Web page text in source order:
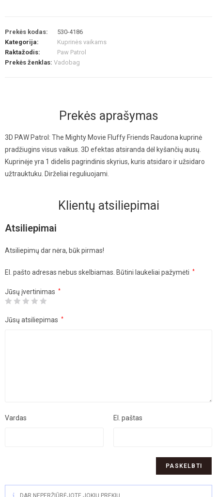
Prekės kodas:
530-4186
Kategorija:
Kuprinės vaikams
Raktažodis:
Paw Patrol
Prekės ženklas: Vadobag
Prekės aprašymas
3D PAW Patrol: The Mighty Movie Fluffy Friends Raudona kuprinė
pradžiugins visus vaikus. 3D efektas atsiranda dėl kyšančių ausų.
Kuprinėje yra 1 didelis pagrindinis skyrius, kuris atsidaro ir užsidaro
užtrauktuku. Dirželiai reguliuojami.
Klientų atsiliepimai
Atsiliepimai
Atsiliepimų dar nėra, būk pirmas!
El. pašto adresas nebus skelbiamas. Būtini laukeliai pažymėti *
Jūsų įvertinimas *
Jūsų atsiliepimas *
Vardas El. paštas
DAR NEPERŽIŪRĖJOTE JOKIŲ PREKIŲ.